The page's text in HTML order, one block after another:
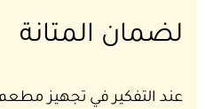
لضمان المتانة
عند التفكير في تجهيز مطعم